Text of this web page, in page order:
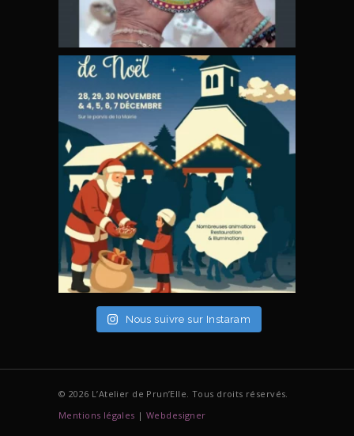
Nous suivre sur Instaram
© 2026 L’Atelier de Prun’Elle. Tous droits réservés.
Mentions légales | Webdesigner